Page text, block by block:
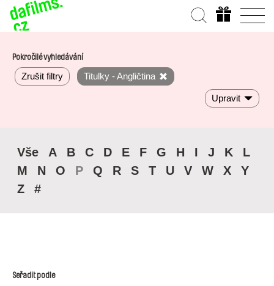
Pokročilé vyhledávání
Zrušit filtry Titulky - Angličtina
Upravit
Vše A B C D E F G H I J K
L
M
N O P Q R S T U V W X
Y
Z
#
Seřadit podle